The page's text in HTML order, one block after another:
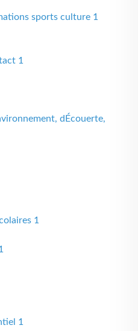
sports culture 1
1
dÉcouerte,
1
1